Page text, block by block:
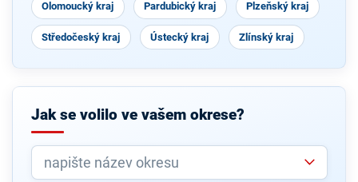
Olomoucký kraj Pardubický kraj Plzeňský kraj
Středočeský kraj Ústecký kraj Zlínský kraj
Jak se volilo ve vašem okrese?